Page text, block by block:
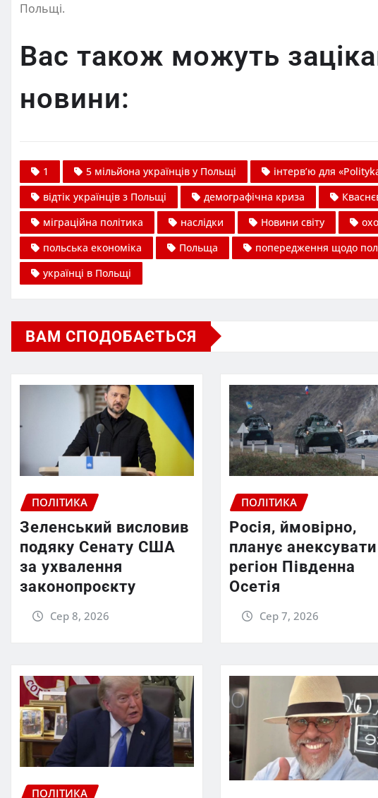
Польщі.
Вас також можуть
новини:
1 5 мільйона українців у Польщі інтерв’ю для
відтік українців з Польщі
демографічна криза
міграційна політика
наслідки Новини світу
польська економіка
Польща попередження щодо
українці в Польщі
ВАМ СПОДОБАЄТЬСЯ
ПОЛІТИКА
Зеленський висловив
подяку Сенату США
за ухвалення
законопроєкту
Сер 8, 2026
ПОЛІТИКА
Росія, ймовірно,
планує анексувати
регіон Південна
Осетія
Сер 7, 2026
ПОЛІТИКА